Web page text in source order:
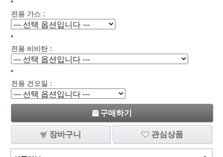
전용 가스 :
전용 비비탄 :
전용 건오일 :
구매하기
장바구니 관심상품